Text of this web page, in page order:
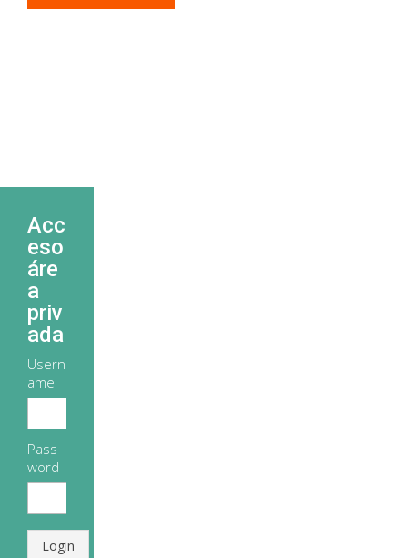
Acc
eso
áre
a
priv
ada
Usern
ame
Pass
word
Login